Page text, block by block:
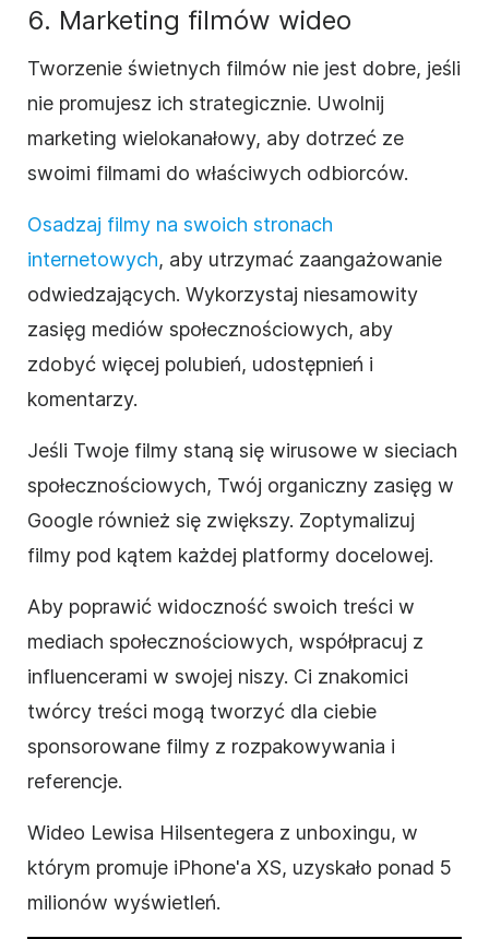
6. Marketing filmów wideo
Tworzenie świetnych filmów nie jest dobre, jeśli
nie promujesz ich strategicznie. Uwolnij
marketing wielokanałowy, aby dotrzeć ze
swoimi filmami do właściwych odbiorców.
Osadzaj filmy na swoich stronach
internetowych, aby utrzymać zaangażowanie
odwiedzających. Wykorzystaj niesamowity
zasięg mediów społecznościowych, aby
zdobyć więcej polubień, udostępnień i
komentarzy.
Jeśli Twoje filmy staną się wirusowe w sieciach
społecznościowych, Twój organiczny zasięg w
Google również się zwiększy. Zoptymalizuj
filmy pod kątem każdej platformy docelowej.
Aby poprawić widoczność swoich treści w
mediach społecznościowych, współpracuj z
influencerami w swojej niszy. Ci znakomici
twórcy treści mogą tworzyć dla ciebie
sponsorowane filmy z rozpakowywania i
referencje.
Wideo Lewisa Hilsentegera z unboxingu, w
którym promuje iPhone'a XS, uzyskało ponad 5
milionów wyświetleń.